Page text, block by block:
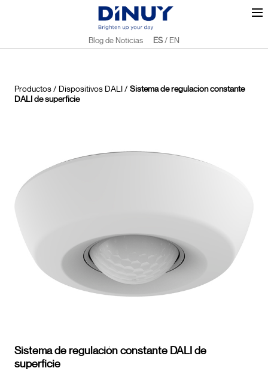
Blog de Noticias ES/ EN
Productos/ Dispositivos DALI/ Sistema de regulación constante
DALI de superficie
Sistema de regulación constante DALI de
superficie